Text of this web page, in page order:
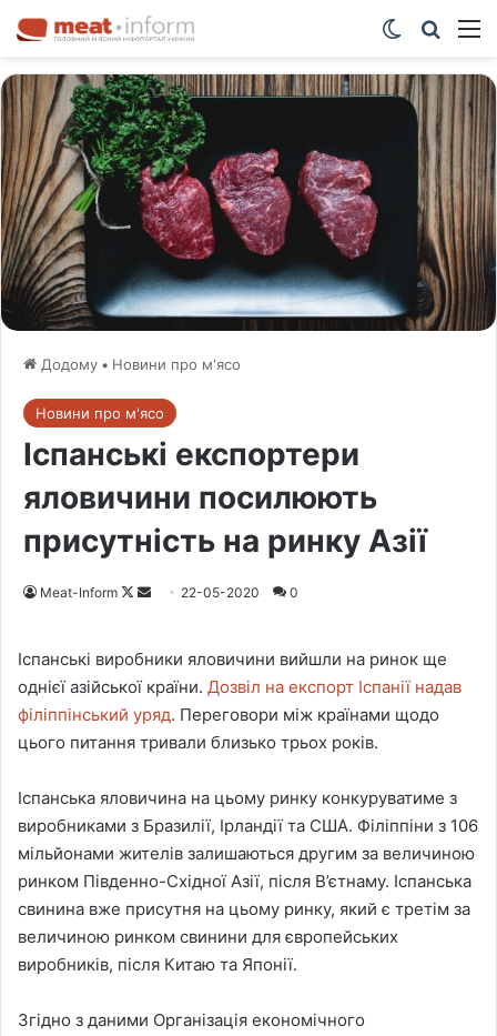
Switch skin
Додому • Новини про м'ясо
Новини про м'ясо
Іспанські експортери
яловичини посилюють
присутність на ринку Азії
Meat-Inform
F
w
o
X
a
n
e
a
i
l
22-05-2020 0
Іспанські виробники яловичини вийшли на ринок ще
однієї азійської країни. Дозвіл на експорт Іспанії надав
філіппінський уряд. Переговори між країнами щодо
цього питання тривали близько трьох років.
Іспанська яловичина на цьому ринку конкуруватиме з
виробниками з Бразилії, Ірландії та США. Філіппіни з 106
мільйонами жителів залишаються другим за величиною
ринком Південно-Східної Азії, після В’єтнаму. Іспанська
свинина вже присутня на цьому ринку, який є третім за
величиною ринком свинини для європейських
виробників, після Китаю та Японії.
Згідно з даними Організація економічного